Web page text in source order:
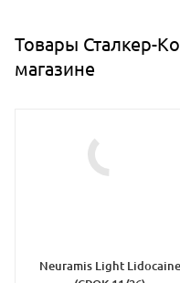
Товары Сталкер-
магазине
Neuramis Light Lidocaine